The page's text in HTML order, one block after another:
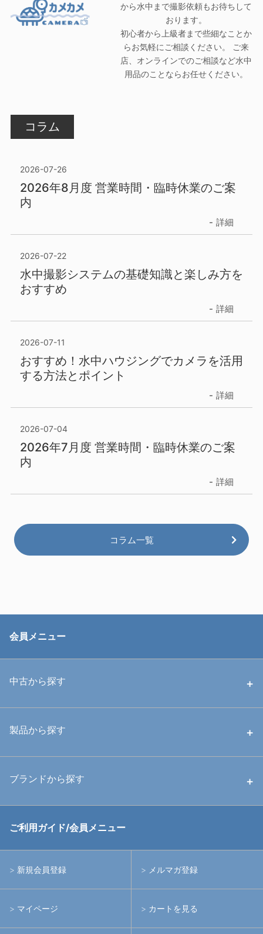
から水中まで撮影依頼もお待ちして
おります。
初心者から上級者まで些細なことか
らお気軽にご相談ください。 ご来
店、オンラインでのご相談など水中
用品のことならお任せください。
コラム
2026-07-26
2026年8月度 営業時間・臨時休業のご案
内
詳細
2026-07-22
水中撮影システムの基礎知識と楽しみ方を
おすすめ
詳細
2026-07-11
おすすめ！水中ハウジングでカメラを活用
する方法とポイント
詳細
2026-07-04
2026年7月度 営業時間・臨時休業のご案
内
詳細
コラム一覧
会員メニュー
中古から探す
中古ハウジング
中古アームシステム
製品から探す
ハウジング
ブランドから探す
RGBlue
イノン
ご利用ガイド/会員メニュー
新規会員登録 メルマガ登録
マイページ カートを見る